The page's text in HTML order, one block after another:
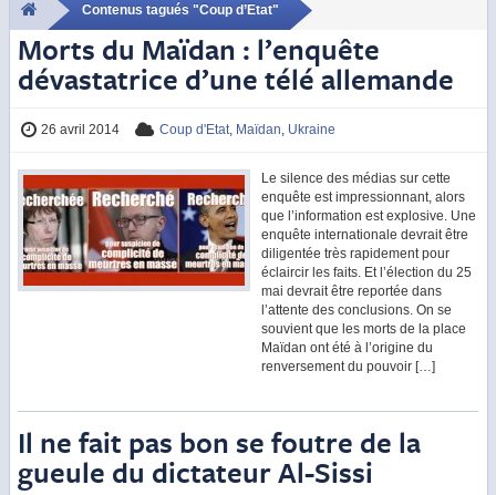
Contenus tagués "Coup d’Etat"
Morts du Maïdan : l’enquête
dévastatrice d’une télé allemande
26 avril 2014 Coup d'Etat, Maïdan, Ukraine
Le silence des médias sur cette
enquête est impressionnant, alors
que l’information est explosive. Une
enquête internationale devrait être
diligentée très rapidement pour
éclaircir les faits. Et l’élection du 25
mai devrait être reportée dans
l’attente des conclusions. On se
souvient que les morts de la place
Maïdan ont été à l’origine du
renversement du pouvoir […]
Il ne fait pas bon se foutre de la
gueule du dictateur Al-Sissi